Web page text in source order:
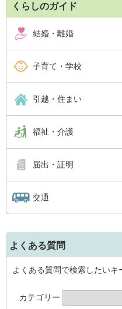
くらしのガイド
結婚・離婚
子育て・学校
引越・住まい
福祉・介護
届出・証明
交通
よくある質問
よくある質問で検索したいキ
カテゴリー